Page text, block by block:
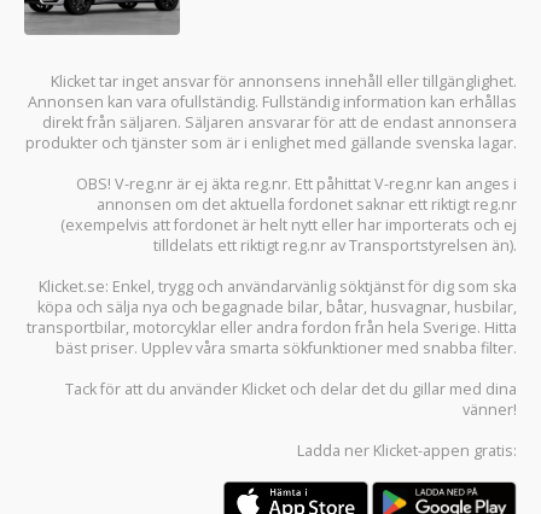
Klicket tar inget ansvar för annonsens innehåll eller tillgänglighet.
Annonsen kan vara ofullständig. Fullständig information kan erhållas
direkt från säljaren. Säljaren ansvarar för att de endast annonsera
produkter och tjänster som är i enlighet med gällande svenska lagar.
OBS! V-reg.nr är ej äkta reg.nr. Ett påhittat V-reg.nr kan anges i
annonsen om det aktuella fordonet saknar ett riktigt reg.nr
(exempelvis att fordonet är helt nytt eller har importerats och ej
tilldelats ett riktigt reg.nr av Transportstyrelsen än).
Klicket.se: Enkel, trygg och användarvänlig söktjänst för dig som ska
köpa och sälja nya och begagnade bilar, båtar, husvagnar, husbilar,
transportbilar, motorcyklar eller andra fordon från hela Sverige. Hitta
bäst priser. Upplev våra smarta sökfunktioner med snabba filter.
Tack för att du använder Klicket och delar det du gillar med dina
vänner!
Ladda ner Klicket-appen gratis: